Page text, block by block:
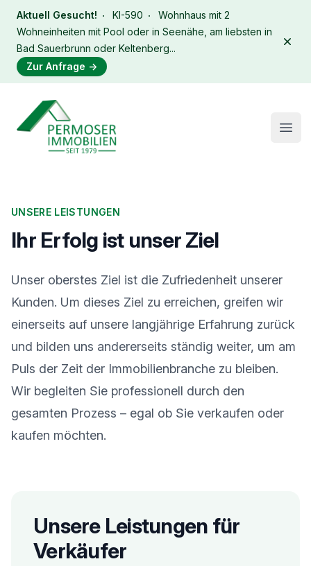
Aktuell Gesucht! KI-590
Wohnhaus mit 2
Wohneinheiten mit Pool oder in Seenähe, am liebsten in
Bad Sauerbrunn oder Keltenberg...
Zur Anfrage →
Immobilien Permoser Logo
UNSERE LEISTUNGEN
Ihr Erfolg ist unser Ziel
Unser oberstes Ziel ist die Zufriedenheit unserer
Kunden. Um dieses Ziel zu erreichen, greifen wir
einerseits auf unsere langjährige Erfahrung zurück
und bilden uns andererseits ständig weiter, um am
Puls der Zeit der Immobilienbranche zu bleiben.
Wir begleiten Sie professionell durch den
gesamten Prozess – egal ob Sie verkaufen oder
kaufen möchten.
Unsere Leistungen für
Verkäufer